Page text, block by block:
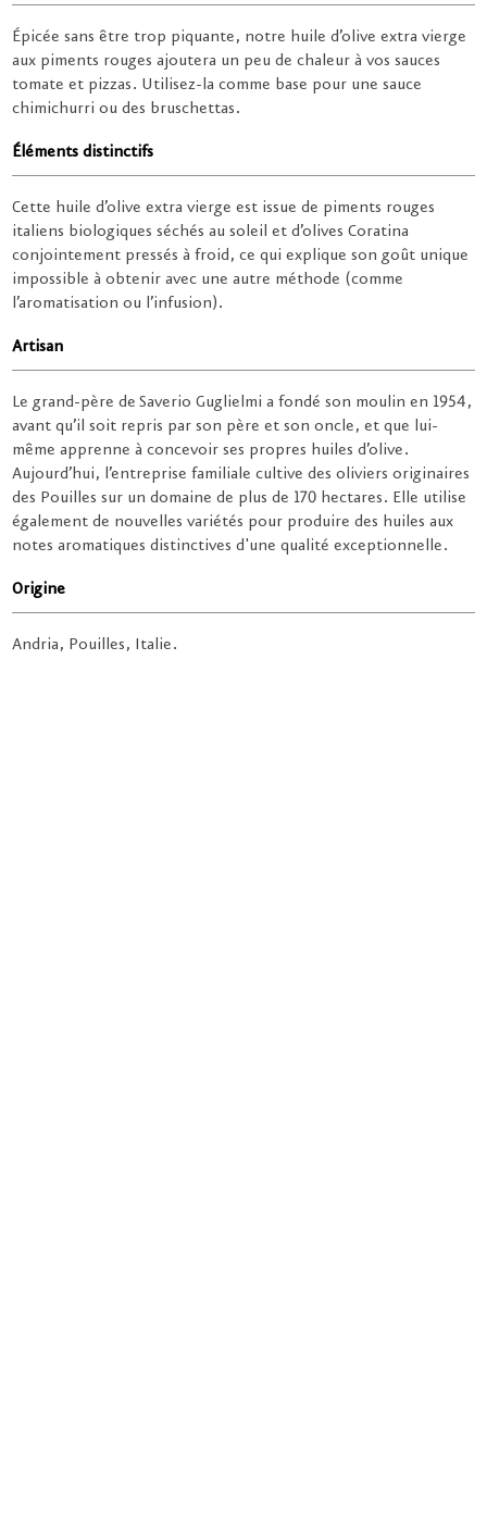
Épicée sans être trop piquante, notre huile d’olive extra vierge
aux piments rouges ajoutera un peu de chaleur à vos sauces
tomate et pizzas. Utilisez-la comme base pour une sauce
chimichurri ou des bruschettas.
Éléments distinctifs
Cette huile d’olive extra vierge est issue de piments rouges
italiens biologiques séchés au soleil et d’olives Coratina
conjointement pressés à froid, ce qui explique son goût unique
impossible à obtenir avec une autre méthode (comme
l’aromatisation ou l’infusion).
Artisan
Le grand-père de Saverio Guglielmi a fondé son moulin en 1954,
avant qu’il soit repris par son père et son oncle, et que lui-
même apprenne à concevoir ses propres huiles d’olive.
Aujourd’hui, l’entreprise familiale cultive des oliviers originaires
des Pouilles sur un domaine de plus de 170 hectares. Elle utilise
également de nouvelles variétés pour produire des huiles aux
notes aromatiques distinctives d'une qualité exceptionnelle.
Origine
Andria, Pouilles, Italie.